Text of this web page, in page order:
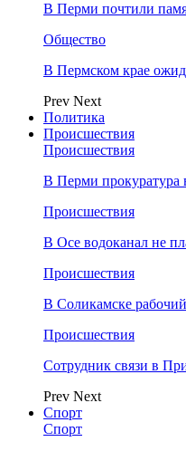
В Перми почтили
Общество
В Пермском крае
Prev Next
Политика
Происшествия
Происшествия
В Перми
Происшествия
В Осе водоканал не
Происшествия
В Соликамске
Происшествия
Сотрудник связи в
Prev Next
Спорт
Спорт